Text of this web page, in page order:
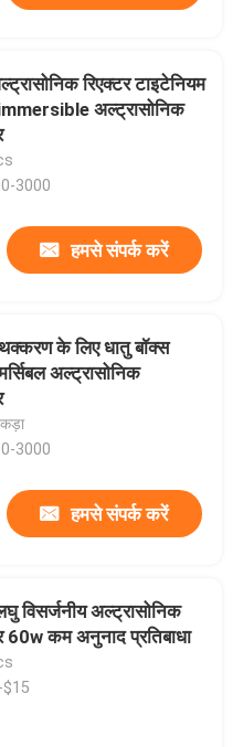
रिएक्टर टाइटेनियम
अल्ट्रासोनिक
3000
हमसे संपर्क करें
के लिए धातु बॉक्स
अल्ट्रासोनिक
3000
हमसे संपर्क करें
विसर्जनीय अल्ट्रासोनिक
60w कम अनुनाद प्रतिबाधा
$15